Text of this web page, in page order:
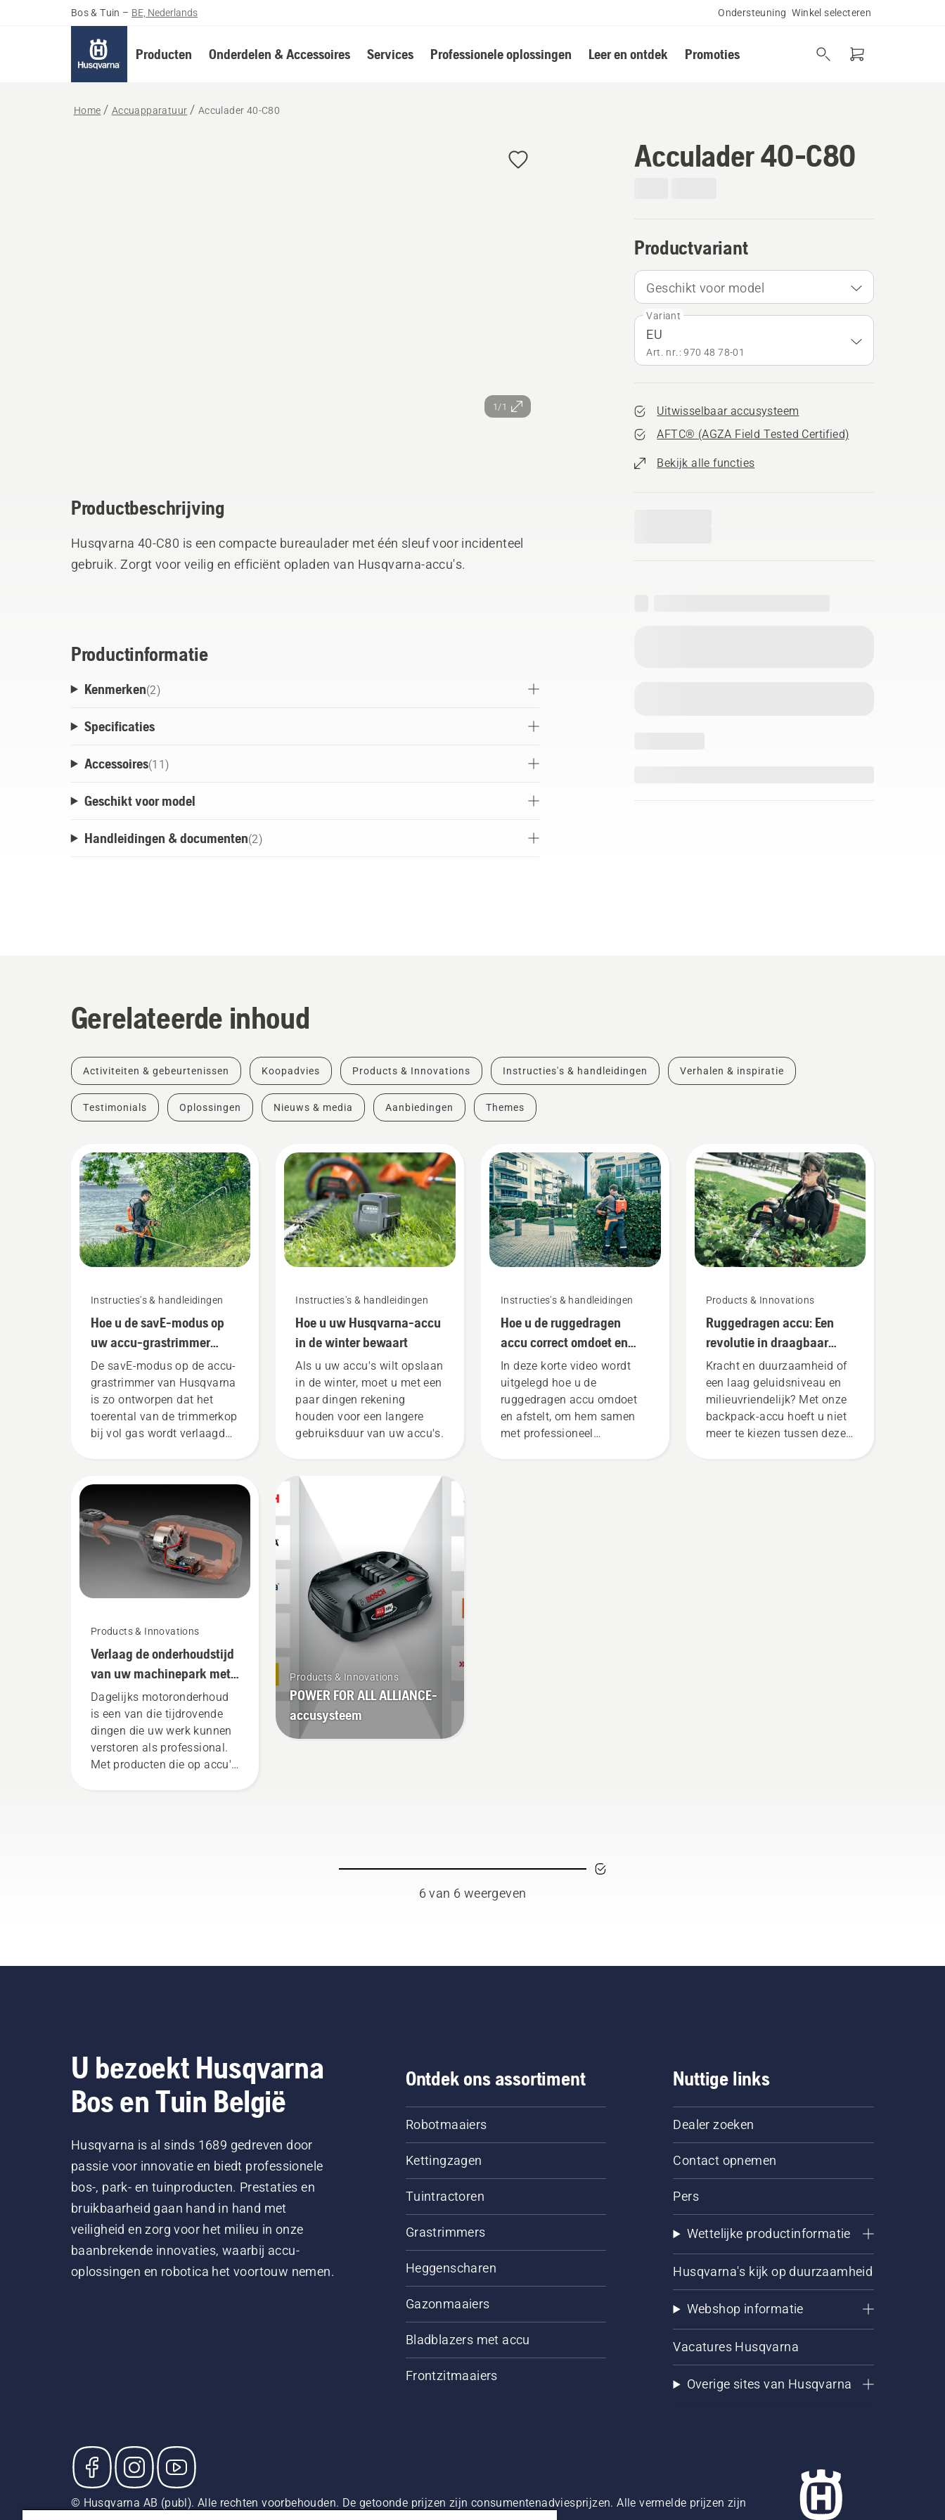
Bos & Tuin – BE, Nederlands Ondersteuning Winkel selecteren
Producten Onderdelen & Accessoires Services Professionele oplossingen Leer en ontdek Promoties
Home Accuapparatuur Acculader 40-C80
1/1
Acculader 40-C80
Productvariant
Geschikt voor model
Variant
EU
Art. nr.: 970 48 78‑01
Uitwisselbaar accusysteem
AFTC® (AGZA Field Tested Certified)
Bekijk alle functies
Productbeschrijving
Husqvarna 40-C80 is een compacte bureaulader met één sleuf voor incidenteel
gebruik. Zorgt voor veilig en efficiënt opladen van Husqvarna-accu's.
Productinformatie
Kenmerken(2)
Specificaties
Accessoires(11 )
Geschikt voor model
Handleidingen & documenten(2)
Gerelateerde inhoud
Activiteiten & gebeurtenissen Koopadvies Products & Innovations Instructies's & handleidingen Verhalen & inspiratie
Testimonials Oplossingen Nieuws & media Aanbiedingen Themes
Instructies's & handleidingen
Hoe u de savE-modus op
uw accu-grastrimmer
gebruikt
De savE-modus op de accu-
grastrimmer van Husqvarna
is zo ontworpen dat het
toerental van de trimmerkop
bij vol gas wordt verlaagd
kan worden gebruikt bij het
gewoon op een knop op de
accutrimmer om de savE-
modus in of uit te
Products & Innovations
Verlaag de onderhoudstijd
van uw machinepark met
accumachines
Dagelijks motoronderhoud
is een van die tijdrovende
dingen die uw werk kunnen
verstoren als professional.
Met producten die op accu's
Instructies's & handleidingen
Hoe u uw Husqvarna-accu
in de winter bewaart
Als u uw accu's wilt opslaan
in de winter, moet u met een
paar dingen rekening
houden voor een langere
gebruiksduur van uw accu's.
Products & Innovations
POWER FOR ALL ALLIANCE-
accusysteem
Instructies's & handleidingen
Hoe u de ruggedragen
accu correct omdoet en
afstelt
In deze korte video wordt
uitgelegd hoe u de
ruggedragen accu omdoet
en afstelt, om hem samen
met professioneel
Products & Innovations
Ruggedragen accu: Een
revolutie in draagbaar
elektrisch gereedschap
Kracht en duurzaamheid of
een laag geluidsniveau en
milieuvriendelijk? Met onze
backpack-accu hoeft u niet
meer te kiezen tussen deze
6 van 6 weergeven
U bezoekt Husqvarna
Bos en Tuin België
Husqvarna is al sinds 1689 gedreven door
passie voor innovatie en biedt professionele
bos-, park- en tuinproducten. Prestaties en
bruikbaarheid gaan hand in hand met
veiligheid en zorg voor het milieu in onze
baanbrekende innovaties, waarbij accu-
oplossingen en robotica het voortouw nemen.
Ontdek ons assortiment
Robotmaaiers
Kettingzagen
Tuintractoren
Grastrimmers
Heggenscharen
Gazonmaaiers
Bladblazers met accu
Frontzitmaaiers
Nuttige links
Dealer zoeken
Contact opnemen
Pers
Wettelijke productinformatie
Husqvarna's kijk op duurzaamheid
Webshop informatie
Vacatures Husqvarna
Overige sites van Husqvarna
© Husqvarna AB (publ). Alle rechten voorbehouden. De getoonde prijzen zijn consumentenadviesprijzen. Alle vermelde prijzen zijn